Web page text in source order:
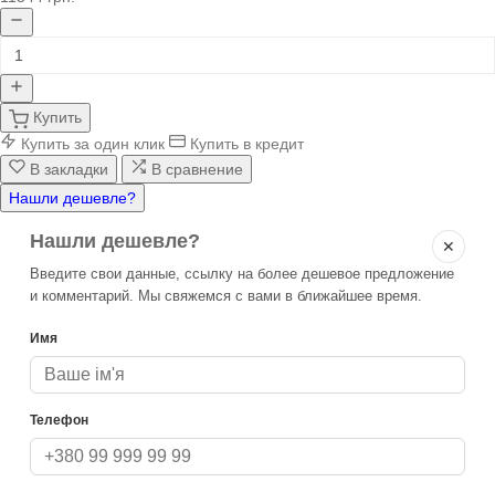
Купить
Купить за один клик
Купить в кредит
В закладки
В сравнение
Нашли дешевле?
✕
Нашли дешевле?
Введите свои данные, ссылку на более дешевое предложение
и комментарий. Мы свяжемся с вами в ближайшее время.
Имя
Телефон